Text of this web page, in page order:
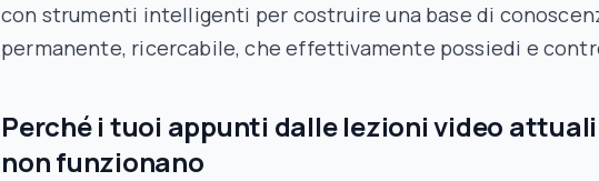
con strumenti intelligenti per costruire una base di
permanente, ricercabile, che effettivamente possiedi e
Perché i tuoi appunti dalle lezioni video attuali
non funzionano